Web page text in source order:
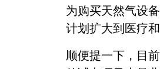
为购买天然气设
计划扩大到医疗和
顺便提一下，目